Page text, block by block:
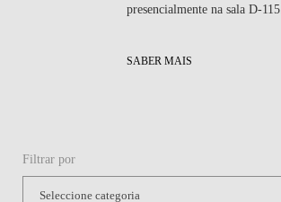
presencialmente na sala D-115.
SABER MAIS
Filtrar por